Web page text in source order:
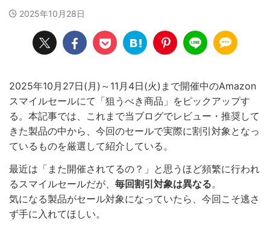
2025年10月28日
2025年10月27日(月)～11月4日(火)まで開催中のAmazon
スマイルセールにて「狙うべき商品」をピックアップす
る。本記事では、これまで当ブログでレビュー・推奨して
きた製品の中から、今回のセールで実際に割引対象となっ
ているものを厳選して紹介している。
最近は「また開催されてるの？」と思うほど頻繁に行われ
るスマイルセールだが、 毎回割引対象は異なる。
気になる製品がセール対象になっていたら、今回こそ逃さ
ず手に入れてほしい。